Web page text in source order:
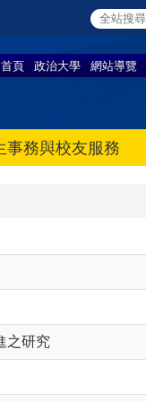
首頁 政治大學 網站導覽
事務與校友服務
之研究